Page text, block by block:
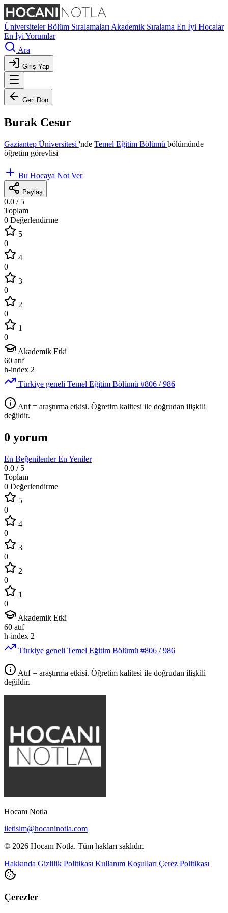
ÜniversitelerBölüm Sıralamaları Akademik Sıralama En İyi Hocalar
En İyi Yorumlar
Ara
Giriş Yap
Geri Dön
Burak Cesur
Gaziantep Üniversitesi 'nde Temel Eğitim Bölümü bölümünde
öğretim görevlisi
Bu Hocaya Not Ver
Paylaş
0.0 / 5
Toplam
0 Değerlendirme
5
0
4
0
3
0
2
0
1
0
Akademik Etki
60 atıf
h-index 2
Türkiye geneli Temel Eğitim Bölümü #806 / 986
Atıf = araştırma etkisi. Öğretim kalitesi ile doğrudan ilişkili
değildir.
0 yorum
En BeğenilenlerEn Yeniler
0.0 / 5
Toplam
0 Değerlendirme
5
0
4
0
3
0
2
0
1
0
Akademik Etki
60 atıf
h-index 2
Türkiye geneli Temel Eğitim Bölümü #806 / 986
Atıf = araştırma etkisi. Öğretim kalitesi ile doğrudan ilişkili
değildir.
Hocanı Notla
iletisim@hocaninotla.com
© 2026 Hocanı Notla. Tüm hakları saklıdır.
Hakkında Gizlilik Politikası Kullanım Koşulları Çerez Politikası
Çerezler